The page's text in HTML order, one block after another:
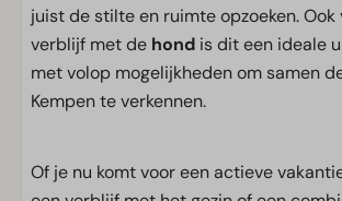
juist de stilte en ruimte opzoeken. Ook
verblijf met de hond is dit een ideale
met volop mogelijkheden om samen
Kempen te verkennen.
Of je nu komt voor een actieve